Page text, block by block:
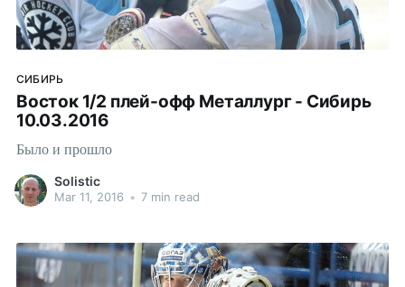
СИБИРЬ
Восток 1/2 плей-офф Металлург - Сибирь
10.03.2016
Было и прошло
Solistic
Mar 11, 2016 • 7 min read